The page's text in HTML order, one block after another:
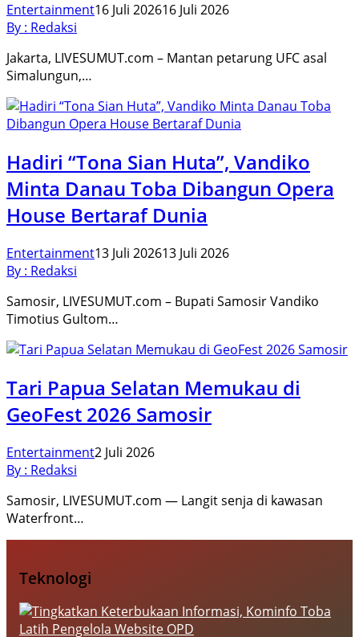
Entertainment16 Juli 202616 Juli 2026
By : Redaksi
Jakarta, LIVESUMUT.com – Mantan petarung UFC asal
Simalungun,…
Hadiri “Tona Sian Huta”, Vandiko
Minta Danau Toba Dibangun Opera
House Bertaraf Dunia
Entertainment13 Juli 202613 Juli 2026
By : Redaksi
Samosir, LIVESUMUT.com – Bupati Samosir Vandiko
Timotius Gultom…
Tari Papua Selatan Memukau di
GeoFest 2026 Samosir
Entertainment2 Juli 2026
By : Redaksi
Samosir, LIVESUMUT.com — Langit senja di kawasan
Waterfront…
Teknologi